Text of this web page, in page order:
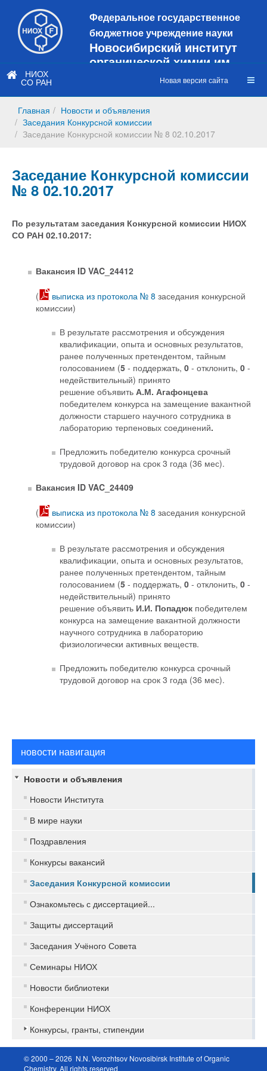
Федеральное государственное
бюджетное учреждение науки
Новосибирский институт
органической химии им.
Н.Н. Ворожцова
сайт
https://web3.nioch.nsc.ru/nioch/
НИОХ
СО РАН Новая версия сайта
Главная
Новости и объявления
Заседания Конкурсной комиссии
Заседание Конкурсной комиссии № 8 02.10.2017
Заседание Конкурсной комиссии
№ 8 02.10.2017
По результатам заседания Конкурсной комиссии НИОХ
СО РАН 02.10.2017:
Вакансия ID VAC_24412
( выписка из протокола № 8 заседания конкурсной
комиссии)
В результате рассмотрения и обсуждения
квалификации, опыта и основных результатов,
ранее полученных претендентом, тайным
голосованием (5 - поддержать, 0 - отклонить, 0 -
недействительный) принято
решение объявить А.М. Агафонцева
победителем конкурса на замещение вакантной
должности старшего научного сотрудника в
лабораторию терпеновых соединений.
Предложить победителю конкурса срочный
трудовой договор на срок 3 года (36 мес).
Вакансия ID VAC_24409
( выписка из протокола № 8 заседания конкурсной
комиссии)
В результате рассмотрения и обсуждения
квалификации, опыта и основных результатов,
ранее полученных претендентом, тайным
голосованием (5 - поддержать, 0 - отклонить, 0 -
недействительный) принято
решение объявить И.И. Попадюк победителем
конкурса на замещение вакантной должности
научного сотрудника в лабораторию
физиологически активных веществ.
Предложить победителю конкурса срочный
трудовой договор на срок 3 года (36 мес).
новости навигация
Новости и объявления
Новости Института
В мире науки
Поздравления
Конкурсы вакансий
Заседания Конкурсной комиссии
Ознакомьтесь с диссертацией...
Защиты диссертаций
Заседания Учёного Совета
Семинары НИОХ
Новости библиотеки
Конференции НИОХ
Конкурсы, гранты, стипендии
© 2000 – 2026 N.N. Vorozhtsov Novosibirsk Institute of Organic
Chemistry. All rights reserved